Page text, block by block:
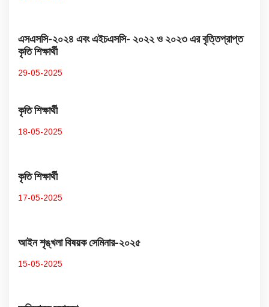
এসএসসি-২০২৪ এবং এইচএসসি- ২০২২ ও ২০২৩ এর বৃত্তিপ্রাপ্ত
কৃতি শিক্ষার্থী
29-05-2025
কৃতি শিক্ষার্থী
18-05-2025
কৃতি শিক্ষার্থী
17-05-2025
আইন শৃঙ্খলা বিষয়ক সেমিনার-২০২৫
15-05-2025